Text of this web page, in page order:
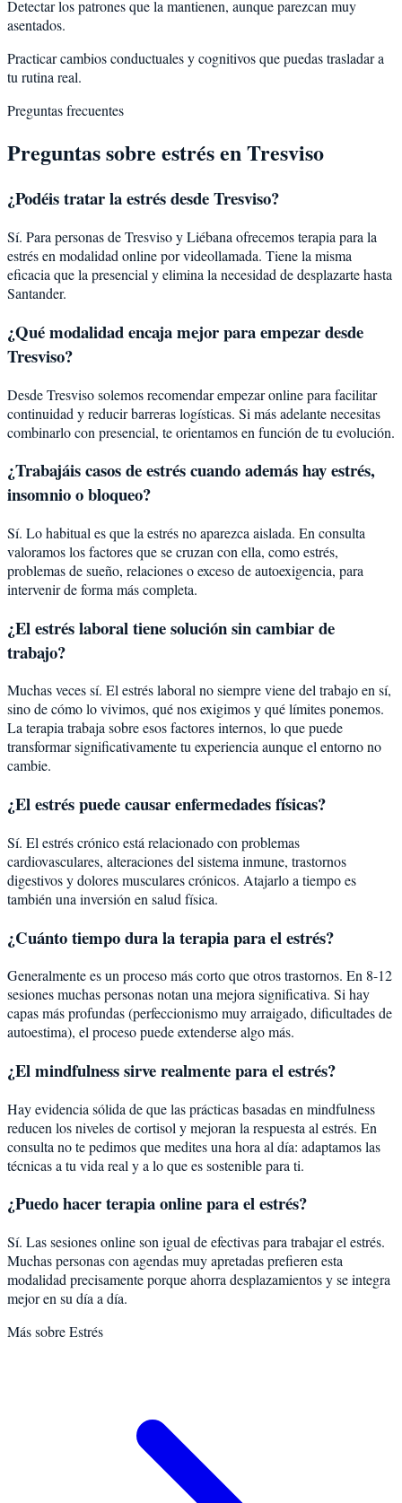
Detectar los patrones que la mantienen, aunque parezcan muy
asentados.
Practicar cambios conductuales y cognitivos que puedas trasladar a
tu rutina real.
Preguntas frecuentes
Preguntas sobre estrésenTresviso
¿Podéis tratar laestrésdesdeTresviso?
Sí. Para personas de Tresviso y Liébana ofrecemos terapia para la
estrés en modalidad online por videollamada. Tiene la misma
eficacia que la presencial y elimina la necesidad de desplazarte hasta
Santander.
¿Qué modalidad encaja mejor para empezar desde
Tresviso?
Desde Tresviso solemos recomendar empezar online para facilitar
continuidad y reducir barreras logísticas. Si más adelante necesitas
combinarlo con presencial, te orientamos en función de tu evolución.
¿Trabajáis casos de estrés cuando además hay estrés,
insomnio o bloqueo?
Sí. Lo habitual es que la estrés no aparezca aislada. En consulta
valoramos los factores que se cruzan con ella, como estrés,
problemas de sueño, relaciones o exceso de autoexigencia, para
intervenir de forma más completa.
¿El estrés laboral tiene solución sin cambiar de
trabajo?
Muchas veces sí. El estrés laboral no siempre viene del trabajo en sí,
sino de cómo lo vivimos, qué nos exigimos y qué límites ponemos.
La terapia trabaja sobre esos factores internos, lo que puede
transformar significativamente tu experiencia aunque el entorno no
cambie.
¿El estrés puede causar enfermedades físicas?
Sí. El estrés crónico está relacionado con problemas
cardiovasculares, alteraciones del sistema inmune, trastornos
digestivos y dolores musculares crónicos. Atajarlo a tiempo es
también una inversión en salud física.
¿Cuánto tiempo dura la terapia para el estrés?
Generalmente es un proceso más corto que otros trastornos. En 8-12
sesiones muchas personas notan una mejora significativa. Si hay
capas más profundas (perfeccionismo muy arraigado, dificultades de
autoestima), el proceso puede extenderse algo más.
¿El mindfulness sirve realmente para el estrés?
Hay evidencia sólida de que las prácticas basadas en mindfulness
reducen los niveles de cortisol y mejoran la respuesta al estrés. En
consulta no te pedimos que medites una hora al día: adaptamos las
técnicas a tu vida real y a lo que es sostenible para ti.
¿Puedo hacer terapia online para el estrés?
Sí. Las sesiones online son igual de efectivas para trabajar el estrés.
Muchas personas con agendas muy apretadas prefieren esta
modalidad precisamente porque ahorra desplazamientos y se integra
mejor en su día a día.
Más sobreEstrés